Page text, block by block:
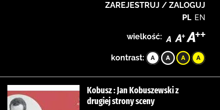
ZAREJESTRUJ / ZALOGUJ
PL EN
wielkość:
kontrast:
Kobusz : Jan Kobuszewski z
drugiej strony sceny